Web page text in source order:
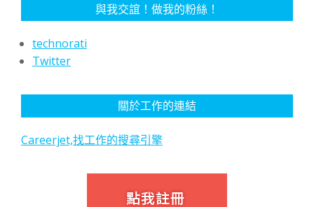
與我交誼！做我的粉絲！
technorati
Twitter
關於工作的連結
Careerjet,找工作的搜尋引擎